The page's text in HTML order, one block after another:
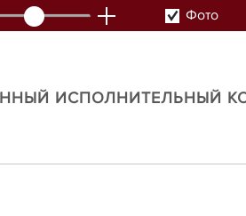
Фото
ИСПОЛНИТЕЛЬНЫЙ